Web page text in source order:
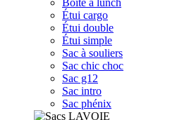
Boîte à lunch
Étui cargo
Étui double
Étui simple
Sac à souliers
Sac chic choc
Sac g12
Sac intro
Sac phénix